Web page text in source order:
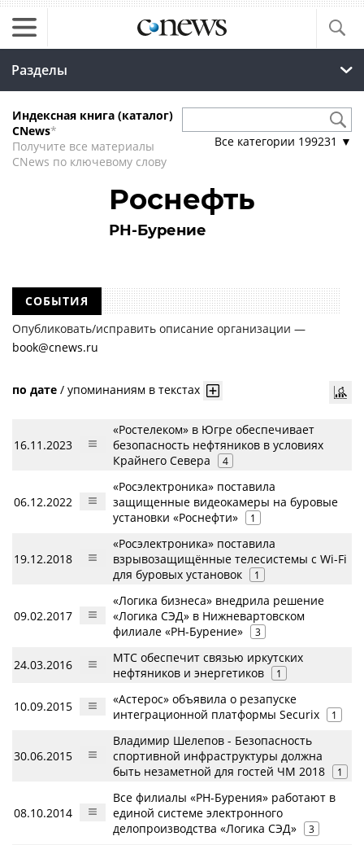
Разделы
Индексная книга (каталог)
CNews*
Получите все материалы
CNews по ключевому слову
Все категории 199231 ▼
Роснефть
РН-Бурение
СОБЫТИЯ
Опубликовать/исправить описание организации —
book@cnews.ru
по дате / упоминаниям в текстах
16.11.2023
«Ростелеком» в Югре обеспечивает
безопасность нефтяников в условиях
Крайнего Севера
4
06.12.2022
«Росэлектроника» поставила
защищенные видеокамеры на буровые
установки «Роснефти»
1
19.12.2018
«Росэлектроника» поставила
взрывозащищённые телесистемы с Wi-Fi
для буровых установок
1
09.02.2017
«Логика бизнеса» внедрила решение
«Логика СЭД» в Нижневартовском
филиале «РН-Бурение»
3
24.03.2016
МТС обеспечит связью иркутских
нефтяников и энергетиков
1
10.09.2015
«Астерос» объявила о резапуске
интеграционной платформы Securix
1
30.06.2015
Владимир Шелепов - Безопасность
спортивной инфраструктуры должна
быть незаметной для гостей ЧМ 2018
1
08.10.2014
Все филиалы «РН-Бурения» работают в
единой системе электронного
делопроизводства «Логика СЭД»
3